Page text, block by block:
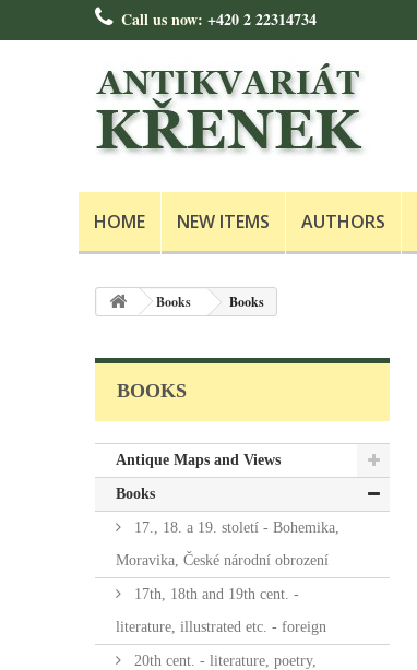
Call us now: +420 2 22314734
HOME NEW ITEMS AUTHORS
Books Books
BOOKS
Antique Maps and Views
Books
17., 18. a 19. století - Bohemika,
Moravika, České národní obrození
17th, 18th and 19th cent. -
literature, illustrated etc. - foreign
20th cent. - literature, poetry,